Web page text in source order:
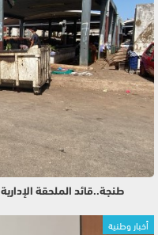
طنجة..قائد الملحقة الإدارية 20 يشرف ميدانيًا على حملة نظافة…
أخبار وطنية